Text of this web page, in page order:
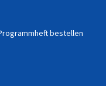
bestellen